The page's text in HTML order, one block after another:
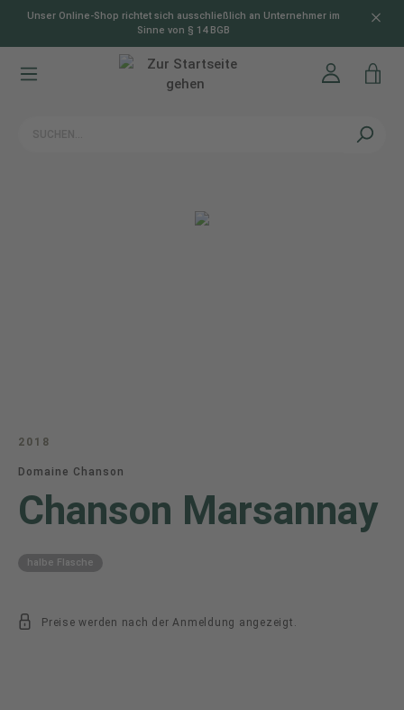
springen
Unser Online-Shop richtet sich ausschließlich an Unternehmer im
Sinne von § 14 BGB
2018
Domaine Chanson
Chanson Marsannay
halbe Flasche
Preise werden nach der Anmeldung angezeigt.